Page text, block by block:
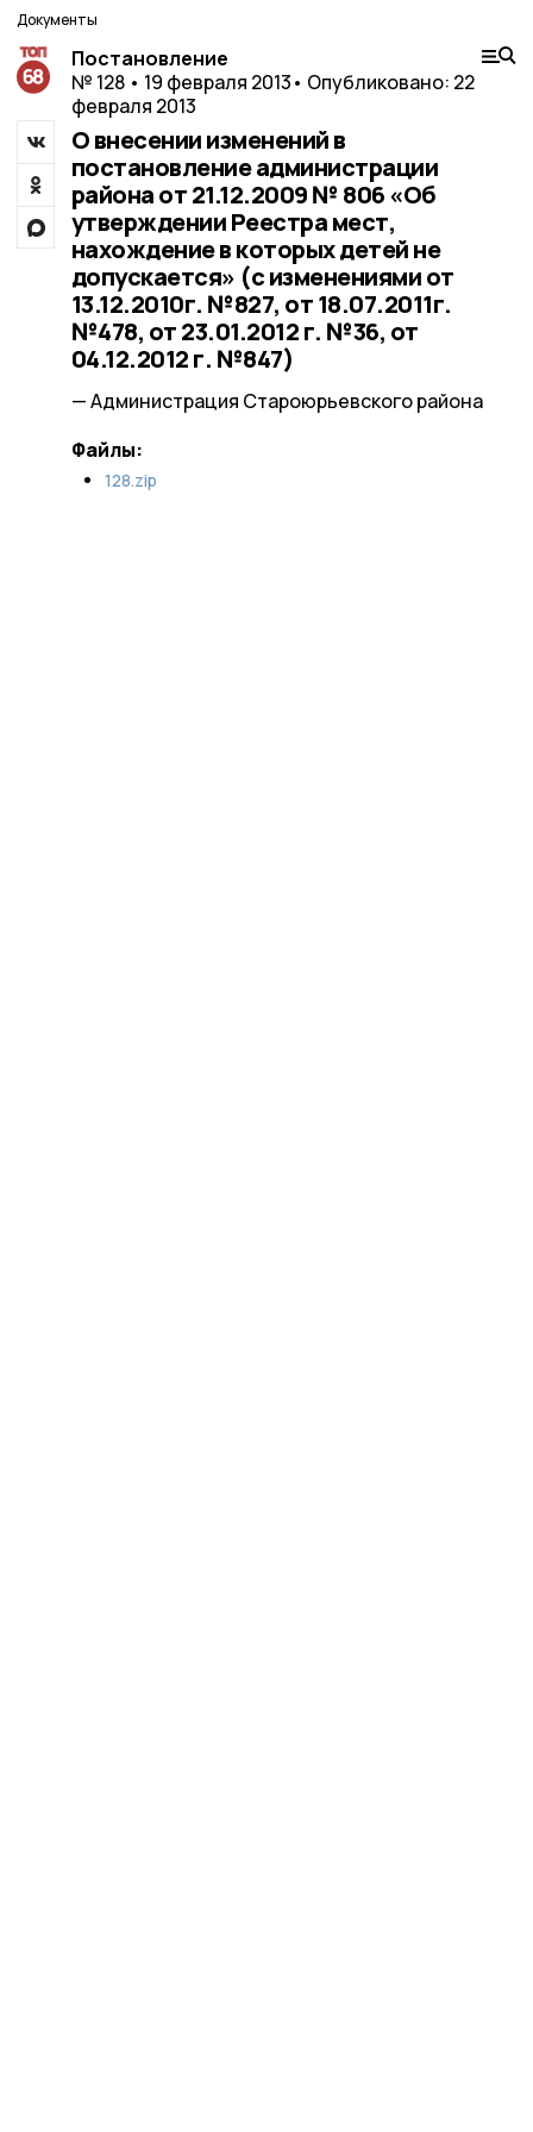
Документы
Постановление
№ 128 • 19 февраля 2013• Опубликовано: 22
февраля 2013
О внесении изменений в
постановление администрации
района от 21.12.2009 № 806 «Об
утверждении Реестра мест,
нахождение в которых детей не
допускается» (с изменениями от
13.12.2010г. №827, от 18.07.2011г.
№478, от 23.01.2012 г. №36, от
04.12.2012 г. №847)
— Администрация Староюрьевского района
Файлы:
128.zip